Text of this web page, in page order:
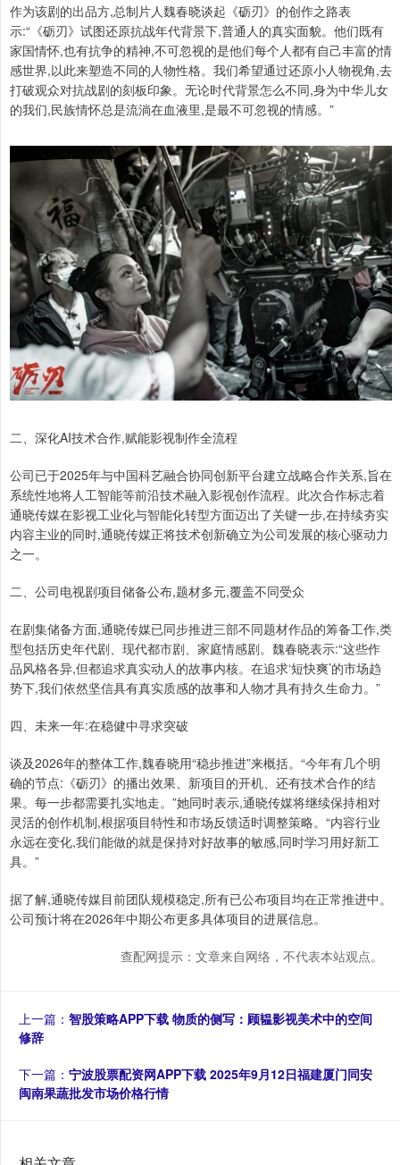
作为该剧的出品方,总制片人魏春晓谈起《砺刃》的创作之路表
示:“《砺刃》试图还原抗战年代背景下,普通人的真实面貌。他们既有
家国情怀,也有抗争的精神,不可忽视的是他们每个人都有自己丰富的情
感世界,以此来塑造不同的人物性格。我们希望通过还原小人物视角,去
打破观众对抗战剧的刻板印象。无论时代背景怎么不同,身为中华儿女
的我们,民族情怀总是流淌在血液里,是最不可忽视的情感。”
二、深化AI技术合作,赋能影视制作全流程
公司已于2025年与中国科艺融合协同创新平台建立战略合作关系,旨在
系统性地将人工智能等前沿技术融入影视创作流程。此次合作标志着
通晓传媒在影视工业化与智能化转型方面迈出了关键一步,在持续夯实
内容主业的同时,通晓传媒正将技术创新确立为公司发展的核心驱动力
之一。
二、公司电视剧项目储备公布,题材多元,覆盖不同受众
在剧集储备方面,通晓传媒已同步推进三部不同题材作品的筹备工作,类
型包括历史年代剧、现代都市剧、家庭情感剧。魏春晓表示:“这些作
品风格各异,但都追求真实动人的故事内核。在追求‘短快爽’的市场趋
势下,我们依然坚信具有真实质感的故事和人物才具有持久生命力。”
四、未来一年:在稳健中寻求突破
谈及2026年的整体工作,魏春晓用“稳步推进”来概括。“今年有几个明
确的节点:《砺刃》的播出效果、新项目的开机、还有技术合作的结
果。每一步都需要扎实地走。”她同时表示,通晓传媒将继续保持相对
灵活的创作机制,根据项目特性和市场反馈适时调整策略。“内容行业
永远在变化,我们能做的就是保持对好故事的敏感,同时学习用好新工
具。”
据了解,通晓传媒目前团队规模稳定,所有已公布项目均在正常推进中。
公司预计将在2026年中期公布更多具体项目的进展信息。
查配网提示：文章来自网络，不代表本站观点。
上一篇： 智股策略APP下载 物质的侧写：顾韫影视美术中的空间
修辞
下一篇： 宁波股票配资网APP下载 2025年9月12日福建厦门同安
闽南果蔬批发市场价格行情